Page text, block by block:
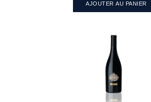
AJOUTER AU PANIER